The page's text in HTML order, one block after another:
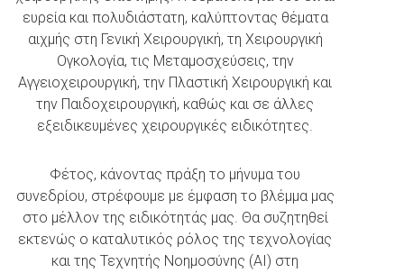
ευρεία και πολυδιάστατη, καλύπτοντας θέματα
αιχμής στη Γενική Χειρουργική, τη Χειρουργική
Ογκολογία, τις Μεταμοσχεύσεις, την
Αγγειοχειρουργική, την Πλαστική Χειρουργική και
την Παιδοχειρουργική, καθώς και σε άλλες
εξειδικευμένες χειρουργικές ειδικότητες.
Φέτος, κάνοντας πράξη το μήνυμα του
συνεδρίου, στρέφουμε με έμφαση το βλέμμα μας
στο μέλλον της ειδικότητάς μας. Θα συζητηθεί
εκτενώς ο καταλυτικός ρόλος της τεχνολογίας
και της Τεχνητής Νοημοσύνης (AI) στη